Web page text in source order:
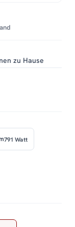
zu Hause
791 Watt